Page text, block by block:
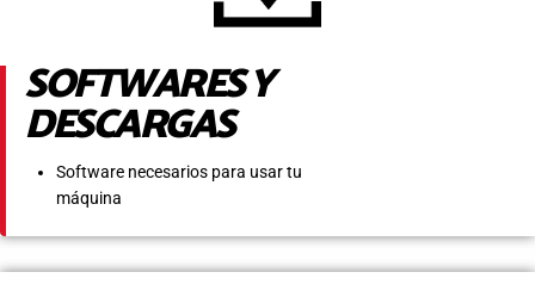
SOFTWARES Y
DESCARGAS
Software necesarios para usar tu
máquina